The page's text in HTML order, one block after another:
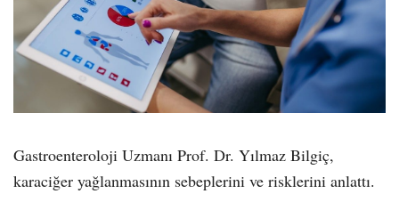
Gastroenteroloji Uzmanı Prof. Dr. Yılmaz Bilgiç,
karaciğer yağlanmasının sebeplerini ve risklerini anlattı.